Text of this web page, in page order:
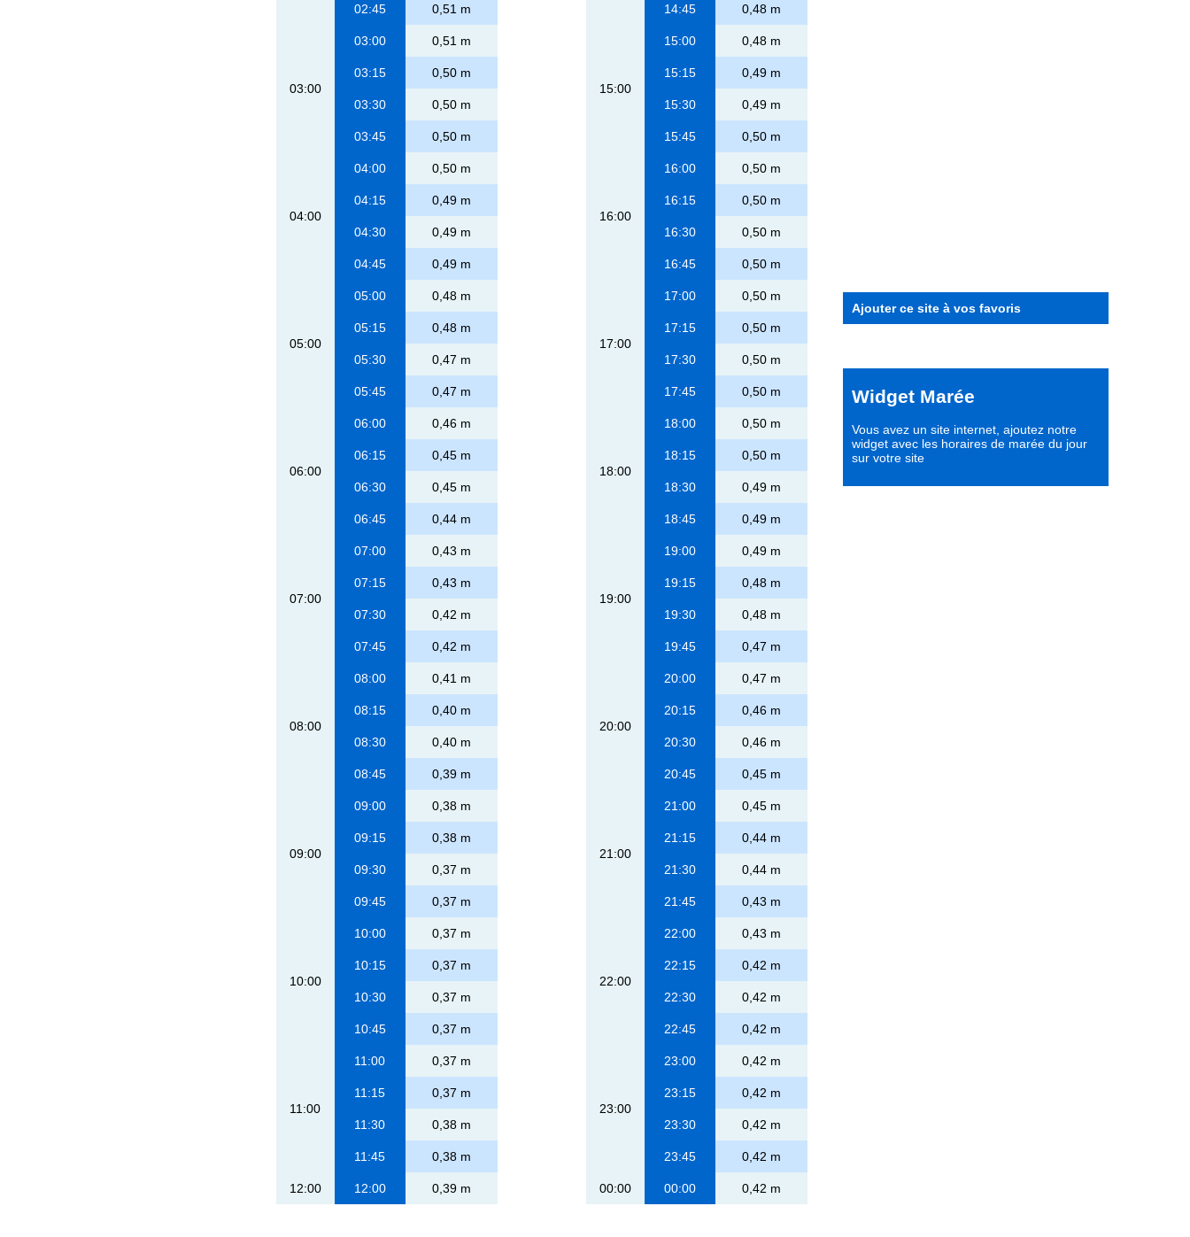
02:45 0,51 m
03:00
03:00 0,51 m
03:15 0,50 m
03:30 0,50 m
03:45 0,50 m
04:00
04:00 0,50 m
04:15 0,49 m
04:30 0,49 m
04:45 0,49 m
05:00
05:00 0,48 m
05:15 0,48 m
05:30 0,47 m
05:45 0,47 m
06:00
06:00 0,46 m
06:15 0,45 m
06:30 0,45 m
06:45 0,44 m
07:00
07:00 0,43 m
07:15 0,43 m
07:30 0,42 m
07:45 0,42 m
08:00
08:00 0,41 m
08:15 0,40 m
08:30 0,40 m
08:45 0,39 m
09:00
09:00 0,38 m
09:15 0,38 m
09:30 0,37 m
09:45 0,37 m
10:00
10:00 0,37 m
10:15 0,37 m
10:30 0,37 m
10:45 0,37 m
11:00
11:00 0,37 m
11:15 0,37 m
11:30 0,38 m
11:45 0,38 m
12:00 12:00 0,39 m
14:45 0,48 m
15:00
15:00 0,48 m
15:15 0,49 m
15:30 0,49 m
15:45 0,50 m
16:00
16:00 0,50 m
16:15 0,50 m
16:30 0,50 m
16:45 0,50 m
17:00
17:00 0,50 m
17:15 0,50 m
17:30 0,50 m
17:45 0,50 m
18:00
18:00 0,50 m
18:15 0,50 m
18:30 0,49 m
18:45 0,49 m
19:00
19:00 0,49 m
19:15 0,48 m
19:30 0,48 m
19:45 0,47 m
20:00
20:00 0,47 m
20:15 0,46 m
20:30 0,46 m
20:45 0,45 m
21:00
21:00 0,45 m
21:15 0,44 m
21:30 0,44 m
21:45 0,43 m
22:00
22:00 0,43 m
22:15 0,42 m
22:30 0,42 m
22:45 0,42 m
23:00
23:00 0,42 m
23:15 0,42 m
23:30 0,42 m
23:45 0,42 m
00:00 00:00 0,42 m
Ajouter ce site à vos favoris
Widget Marée
Vous avez un site internet, ajoutez notre
widget avec les horaires de marée du jour
sur votre site